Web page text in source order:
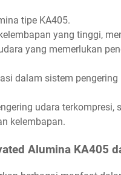
tipe KA405.
yang tinggi,
yang memerlukan
dalam sistem
udara terkompresi,
kelembapan.
Alumina KA405